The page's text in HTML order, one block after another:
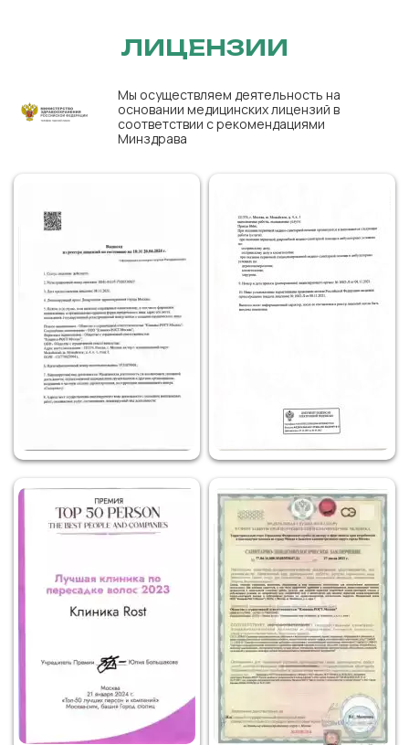
ЛИЦЕНЗИИ
Мы осуществляем деятельность на
основании медицинских лицензий в
соответствии с рекомендациями
Минздрава